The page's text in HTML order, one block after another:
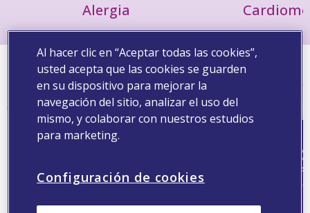
Alergia
Formación Ver todo >
Al hacer clic en “Aceptar todas las cookies”,
usted acepta que las cookies se guarden
en su dispositivo para mejorar la
navegación del sitio, analizar el uso del
mismo, y colaborar con nuestros estudios
para marketing.
Configuración de cookies